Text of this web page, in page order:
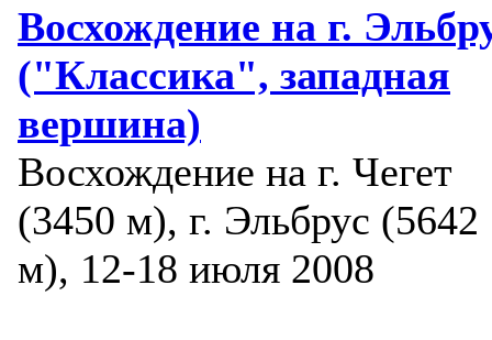
Восхождение на г.
("Классика", западная
вершина)
Восхождение на г. Чегет
(3450 м), г. Эльбрус (5642
м), 12-18 июля 2008